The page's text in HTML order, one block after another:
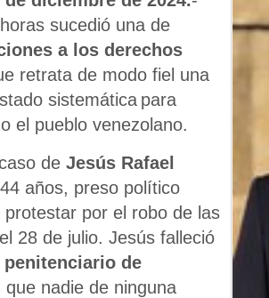
sucedió una de
a los derechos
retrata de modo fiel una
sistemática para
el pueblo venezolano.
de Jesús Rafael
años, preso político
protestar por el robo de las
28 de julio. Jesús falleció
de
que nadie de ninguna